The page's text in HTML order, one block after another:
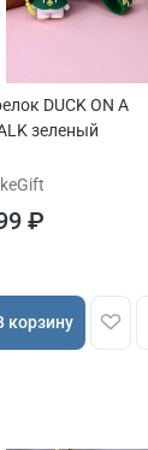
DUCK ON A
зеленый
₽
корзину